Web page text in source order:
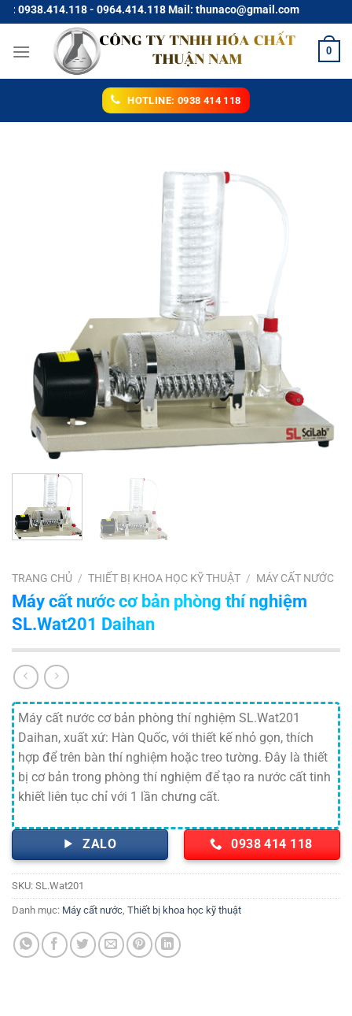
Chuyển
đến
nội
- 0964.414.118 Mail: thunaco@gmail.com
0
HOTLINE: 0938 414 118
TRANG CHỦ / THIẾT BỊ KHOA HỌC KỸ THUẬT / MÁY CẤT NƯỚC
Máy cất nước cơ bản phòng thí nghiệm
SL.Wat201 Daihan
Máy cất nước cơ bản phòng thí nghiệm SL.Wat201
Daihan, xuất xứ: Hàn Quốc, với thiết kế nhỏ gọn, thích
hợp để trên bàn thí nghiệm hoặc treo tường. Đây là thiết
bị cơ bản trong phòng thí nghiệm để tạo ra nước cất tinh
khiết liên tục chỉ với 1 lần chưng cất.
ZALO 0938 414 118
SKU: SL.Wat201
Danh mục: Máy cất nước Thiết bị khoa học kỹ thuật